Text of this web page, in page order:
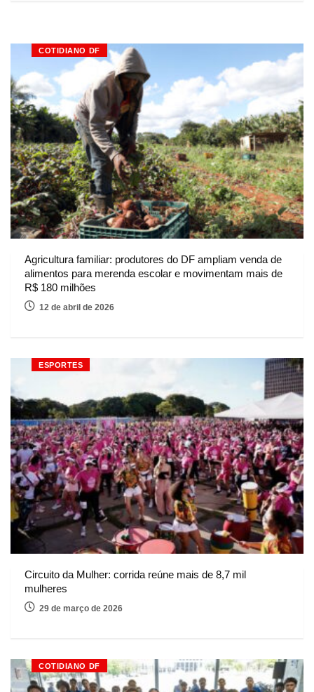
COTIDIANO DF
Agricultura familiar: produtores do DF ampliam venda de
alimentos para merenda escolar e movimentam mais de
R$ 180 milhões
12 de abril de 2026
ESPORTES
Circuito da Mulher: corrida reúne mais de 8,7 mil
mulheres
29 de março de 2026
COTIDIANO DF